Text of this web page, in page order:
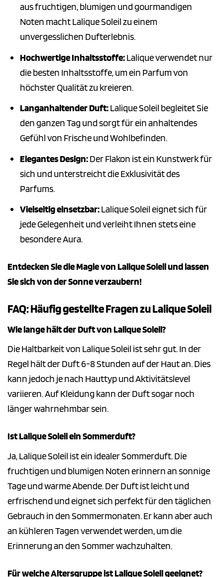
aus fruchtigen, blumigen und gourmandigen
Noten macht Lalique Soleil zu einem
unvergesslichen Dufterlebnis.
Hochwertige Inhaltsstoffe:Lalique verwendet nur
die besten Inhaltsstoffe, um ein Parfum von
höchster Qualität zu kreieren.
Langanhaltender Duft:Lalique Soleil begleitet Sie
den ganzen Tag und sorgt für ein anhaltendes
Gefühl von Frische und Wohlbefinden.
Elegantes Design:Der Flakon ist ein Kunstwerk für
sich und unterstreicht die Exklusivität des
Parfums.
Vielseitig einsetzbar:Lalique Soleil eignet sich für
jede Gelegenheit und verleiht Ihnen stets eine
besondere Aura.
Entdecken Sie die Magie von Lalique Soleil und lassen
Sie sich von der Sonne verzaubern!
FAQ: Häufig gestellte Fragen zu Lalique Soleil
Wie lange hält der Duft von Lalique Soleil?
Die Haltbarkeit von Lalique Soleil ist sehr gut. In der
Regel hält der Duft 6-8 Stunden auf der Haut an. Dies
kann jedoch je nach Hauttyp und Aktivitätslevel
variieren. Auf Kleidung kann der Duft sogar noch
länger wahrnehmbar sein.
Ist Lalique Soleil ein Sommerduft?
Ja, Lalique Soleil ist ein idealer Sommerduft. Die
fruchtigen und blumigen Noten erinnern an sonnige
Tage und warme Abende. Der Duft ist leicht und
erfrischend und eignet sich perfekt für den täglichen
Gebrauch in den Sommermonaten. Er kann aber auch
an kühleren Tagen verwendet werden, um die
Erinnerung an den Sommer wachzuhalten.
Für welche Altersgruppe ist Lalique Soleil geeignet?